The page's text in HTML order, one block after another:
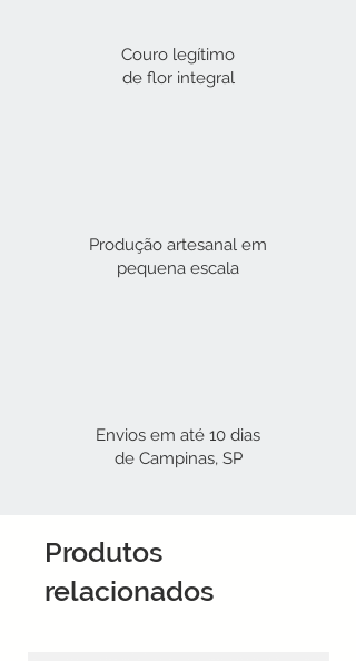
Couro legítimo
de flor integral​
Produção artesanal em
pequena escala
Envios em até 10 dias
de Campinas, SP
Produtos
relacionados